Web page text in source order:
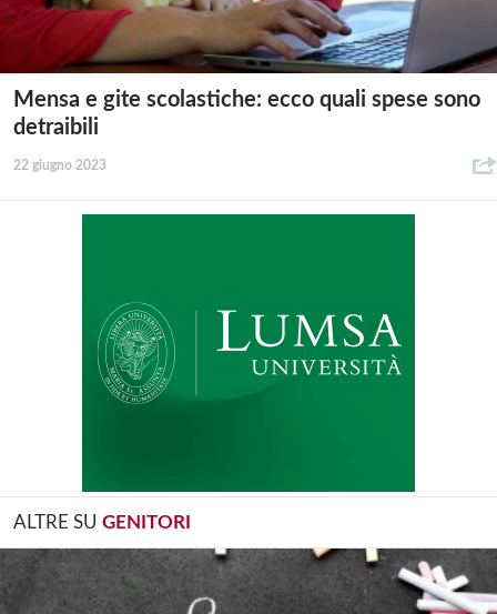
Mensa e gite scolastiche: ecco quali spese sono
detraibili
22 giugno 2023
ALTRE SU GENITORI